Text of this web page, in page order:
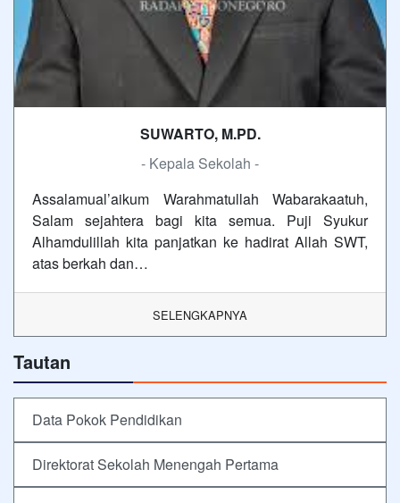
SUWARTO, M.PD.
- Kepala Sekolah -
Assalamual’aikum Warahmatullah Wabarakaatuh,
Salam sejahtera bagi kita semua. Puji Syukur
Alhamdulillah kita panjatkan ke hadirat Allah SWT,
atas berkah dan…
SELENGKAPNYA
Tautan
Data Pokok Pendidikan
Direktorat Sekolah Menengah Pertama